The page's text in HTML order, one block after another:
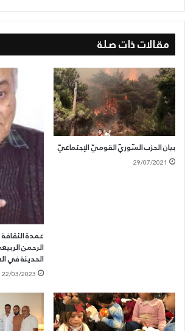
وترديداً، مع أبناء شعبنا في الشام، ما ردّدوه إبان
حزبنا أن “سورية للسوريين، والسوريون أُمّةٌ تامَة”،
ينسحب على كُلِّ جُنديٍّ تطأ قدماه أرض الشام، خلافاً
ويشكل خرقاً لسيطرة الجيش السوري، الجيش
القومية.
مقالات ذات صلة
بيان الحزب السّوريّ القوميّ الإجتماعيّ
29/07/2021
عمدة
الرحمن
الحديثة في
22/03/2023